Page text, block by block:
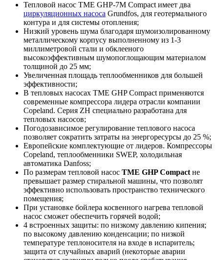
Тепловой насос TME GHP-7M Compact имеет два
циркуляционных насоса Grundfos, для геотермального
контура и для системы отопления;
Низкий уровень шума благодаря шумоизолированному
металлическому корпусу выполненному из 1-3
миллиметровой стали и обклееного
высокоэффективным шумопоглощающим материалом
толщиной до 25 мм;
Увеличенная площадь теплообменников для большей
эффективности;
В тепловых насосах TME GHP Compact применяются
современные компрессора лидера отрасли компании
Copеland. Серия ZH специально разработана для
тепловых насосов;
Погодозависимое регулирование теплового насоса
позволяет сократить затраты на энергоресурсы до 25 %;
Европейские комплектующие от лидеров. Компрессоры
Copeland, теплообменники SWEP, холодильная
автоматика Danfoss;
По размерам тепловой насос TME GHP Compact не
превышает размер стиральной машины, что позволят
эффективно использовать пространство технического
помещения;
При установке бойлера косвенного нагрева тепловой
насос сможет обеспечить горячей водой;
4 встроенных защиты: по низкому давлению кипения;
по высокому давлению конденсации; по низкой
температуре теплоносителя на входе в испаритель;
защита от случайных аварий (некоторые аварии